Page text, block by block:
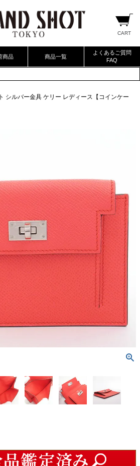
CART
商品 商品一覧
よくあるご質問
FAQ
シルバー金具 ケリー レディース【コインケー